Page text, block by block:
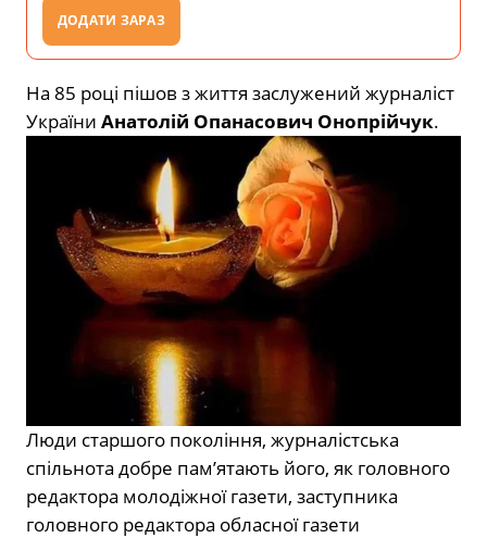
ДОДАТИ ЗАРАЗ
На 85 році пішов з життя заслужений журналіст
України Анатолій Опанасович Онопрійчук.
Люди старшого покоління, журналістська
спільнота добре пам’ятають його, як головного
редактора молодіжної газети, заступника
головного редактора обласної газети